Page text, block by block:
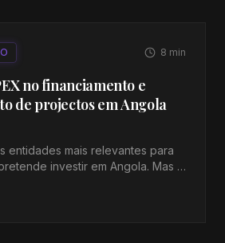
8 min
no financiamento e
de projectos em Angola
entidades mais relevantes para
investir em Angola. Mas o
que a AIPEX faz, para quem e